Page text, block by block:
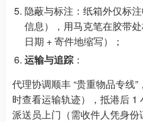
隐蔽与标注：纸箱外仅标
信息），用马克笔在胶带
日期 + 寄件地缩写）；
运输与追踪 ：
代理协调顺丰 “贵重物品专线
时查看运输轨迹），抵港后 1
派送员上门（需收件人凭身份